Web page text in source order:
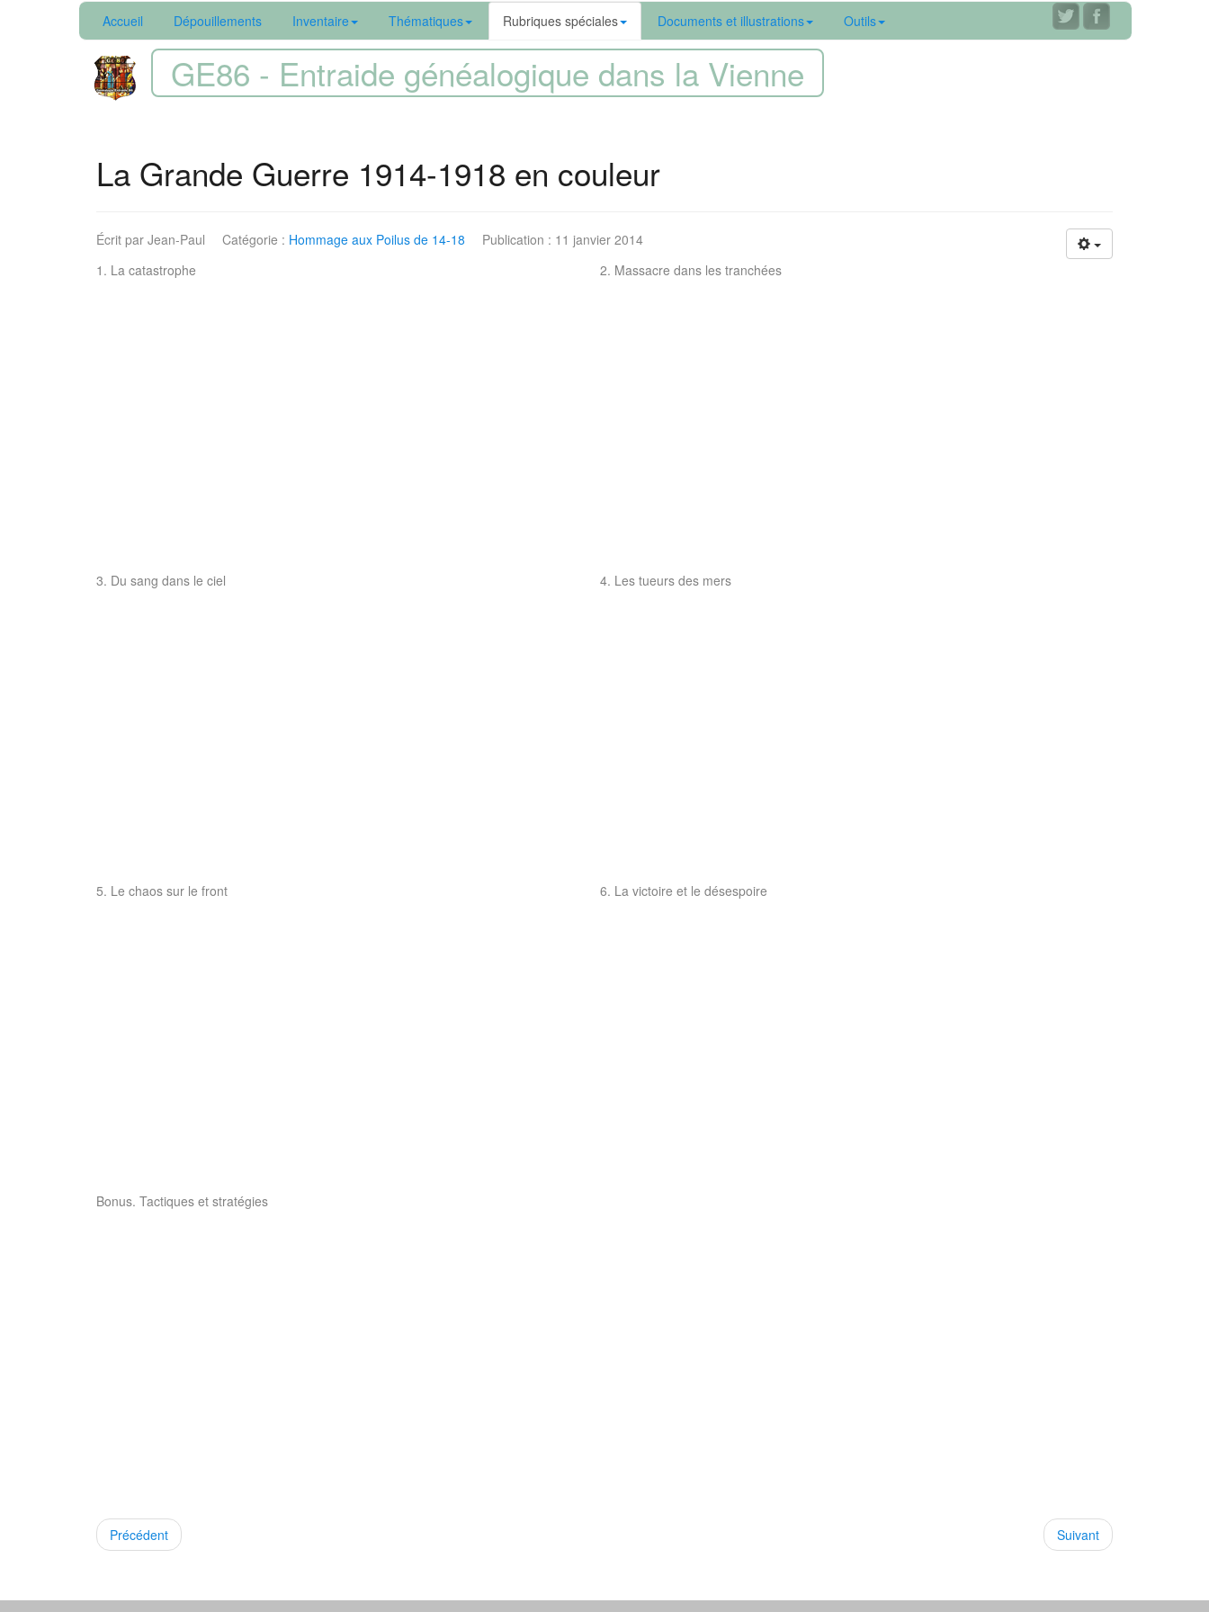
Accueil Dépouillements Inventaire Thématiques Rubriques spéciales Documents et illustrations Outils
GE86 - Entraide généalogique dans la Vienne
La Grande Guerre 1914-1918 en couleur
Écrit par Jean-Paul Catégorie : Hommage aux Poilus de 14-18
Publication : 11 janvier 2014
1. La catastrophe
2. Massacre dans les tranchées
3. Du sang dans le ciel 4. Les tueurs des mers
5. Le chaos sur le front 6. La victoire et le désespoire
Bonus. Tactiques et stratégies
Précédent Suivant